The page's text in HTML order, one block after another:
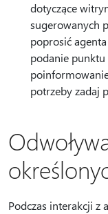
dotyczące
sugerowanych
poprosić
podanie
potrzeby zadaj
Podczas interakcji z